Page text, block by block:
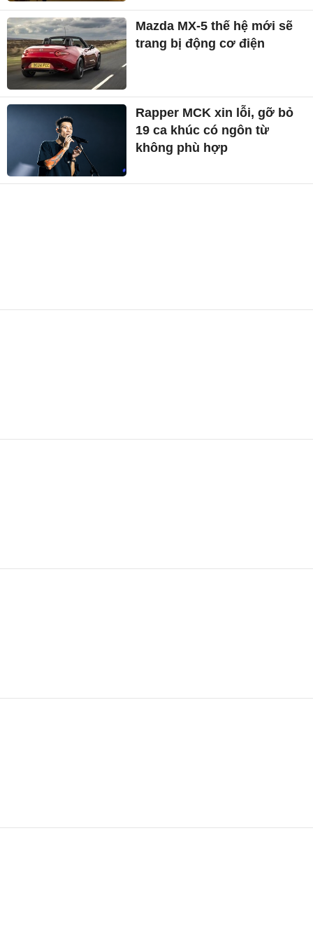
Mazda MX-5 thế hệ mới sẽ
trang bị động cơ điện
Rapper MCK xin lỗi, gỡ bỏ
19 ca khúc có ngôn từ
không phù hợp